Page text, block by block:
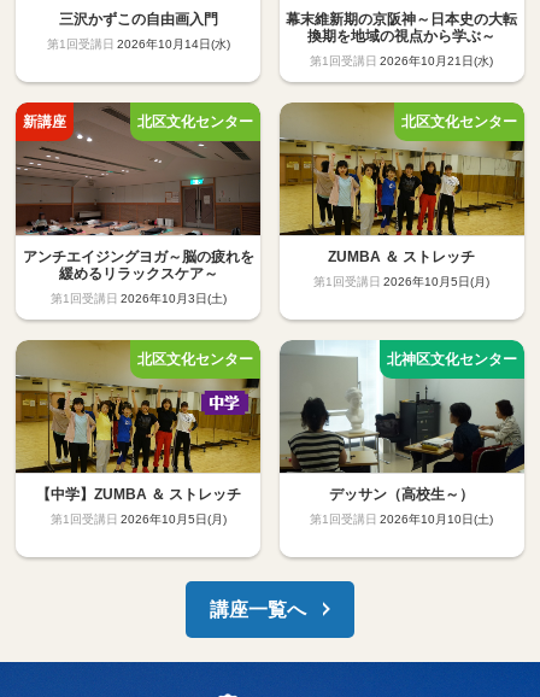
三沢かずこの自由画入門
2026年10月14日(水)
幕末維新期の京阪神～日本史の大転
換期を地域の視点から学ぶ～
2026年10月21日(水)
アンチエイジングヨガ～脳の疲れを
緩めるリラックスケア～
2026年10月3日(土)
ZUMBA ＆ ストレッチ
2026年10月5日(月)
【中学】ZUMBA ＆ ストレッチ
2026年10月5日(月)
デッサン（高校生～）
2026年10月10日(土)
講座一覧へ